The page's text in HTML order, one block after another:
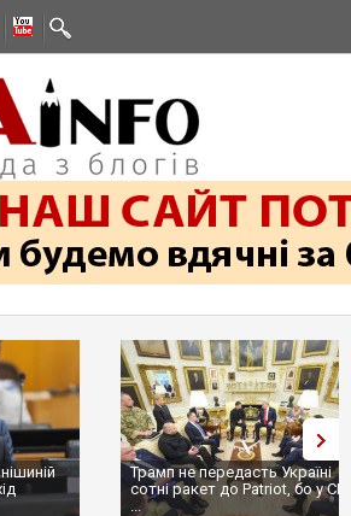
Трамп не передасть Україні
сотні ракет до Patriot, бо у
...